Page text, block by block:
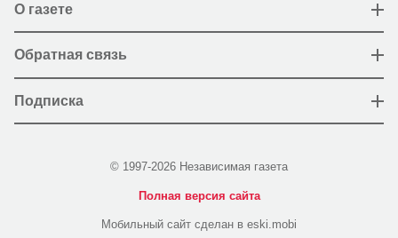
О газете
Обратная связь
Подписка
© 1997-2026 Независимая газета
Полная версия сайта
Мобильный сайт сделан в eski.mobi